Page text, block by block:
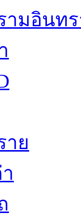
ามอินท
าย